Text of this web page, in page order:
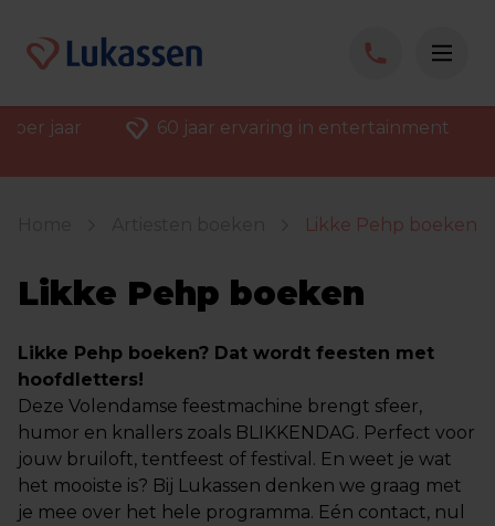
per jaar 60 jaar ervaring in entertainment
Likke Pehp boeken
Likke Pehp boeken
Likke Pehp boeken? Dat wordt feesten met
hoofdletters!
Deze Volendamse feestmachine brengt sfeer,
humor en knallers zoals BLIKKENDAG. Perfect voor
jouw bruiloft, tentfeest of festival. En weet je wat
het mooiste is? Bij Lukassen denken we graag met
je mee over het hele programma. Eén contact, nul